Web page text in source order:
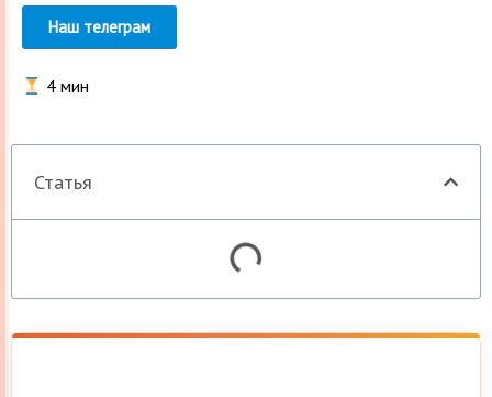
Наш телеграм
4 мин
Статья